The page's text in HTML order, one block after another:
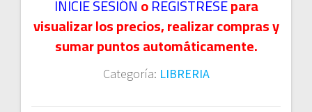
INICIE SESIÓNoREGISTRESEpara
visualizar los precios, realizar compras y
sumar puntos automáticamente.
Categoría: LIBRERIA